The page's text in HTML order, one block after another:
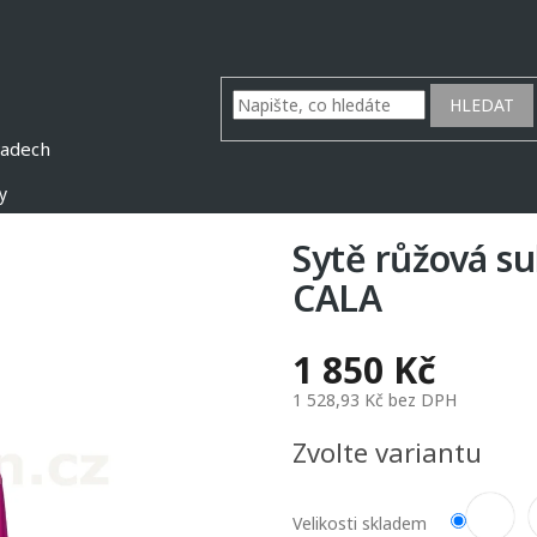
HLEDAT
Sytě růžová
CALA
1 850 Kč
1 528,93 Kč bez DPH
cena:
Zvolte variantu
Velikosti skladem